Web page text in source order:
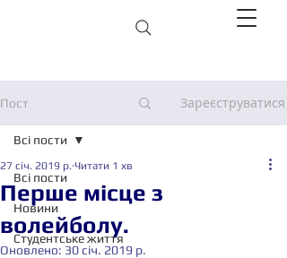
Пост Зареєструватися
Всі пости
Новини
Студентське життя
Всі пости
Перше мiсце з
волейболу.
27 січ. 2019 р. Читати 1 хв
Оновлено: 30 січ. 2019 р.